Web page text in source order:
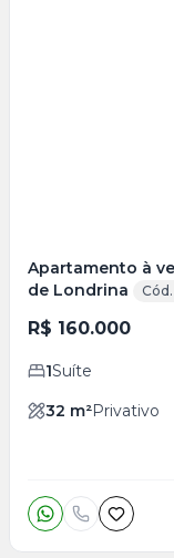
Apartamento à
de Londrina
R$ 160.000
1Suíte
32 m²Privativo